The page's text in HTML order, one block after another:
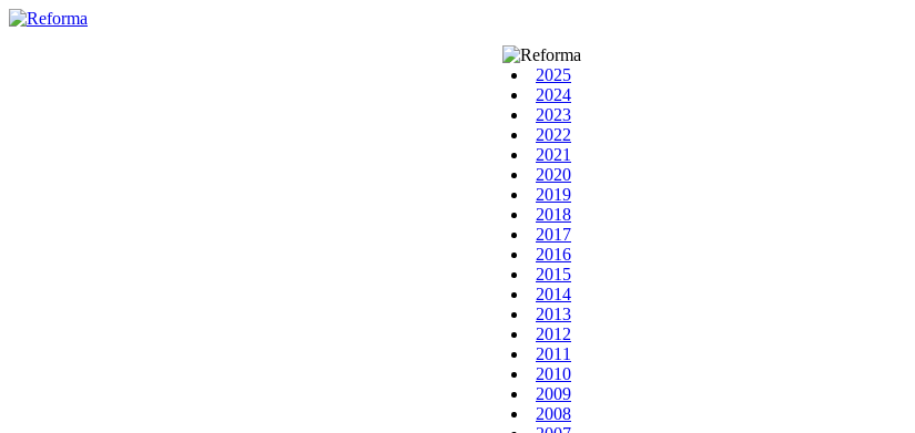
2025
2024
2023
2022
2021
2020
2019
2018
2017
2016
2015
2014
2013
2012
2011
2010
2009
2008